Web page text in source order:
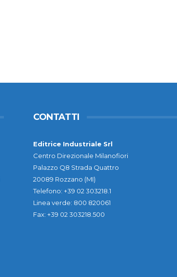
CONTATTI
Editrice Industriale Srl
Centro Direzionale Milanofiori
Palazzo Q8 Strada Quattro
20089 Rozzano (MI)
Telefono: +39 02 303218.1
Linea verde: 800 820061
Fax: +39 02 303218.500